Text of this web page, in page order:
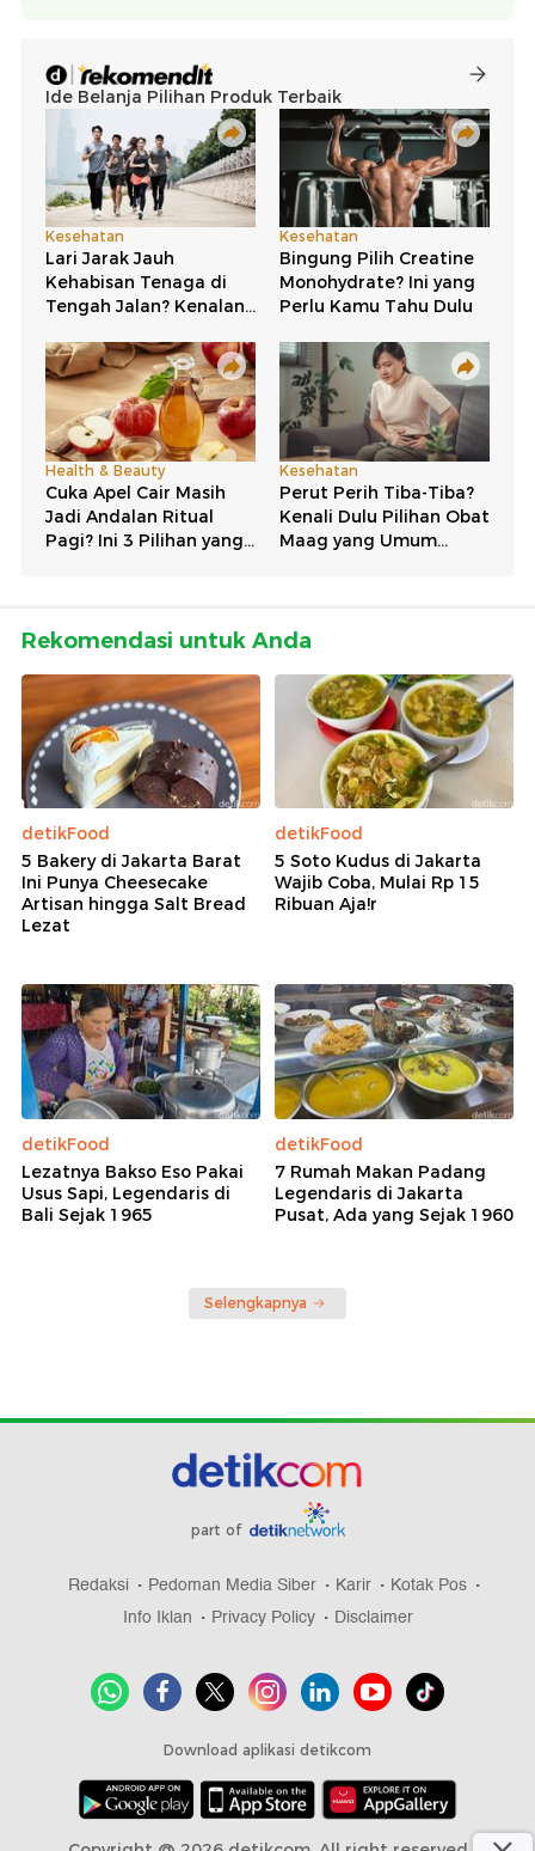
Rekomendasi untuk Anda
detikFood
5 Bakery di Jakarta Barat
Ini Punya Cheesecake
Artisan hingga Salt Bread
Lezat
detikFood
5 Soto Kudus di Jakarta
Wajib Coba, Mulai Rp 15
Ribuan Aja!r
detikFood
Lezatnya Bakso Eso Pakai
Usus Sapi, Legendaris di
Bali Sejak 1965
detikFood
7 Rumah Makan Padang
Legendaris di Jakarta
Pusat, Ada yang Sejak 1960
Selengkapnya
part of
Redaksi Pedoman Media Siber Karir
Kotak Pos
Info Iklan
Privacy Policy Disclaimer
Download aplikasi detikcom